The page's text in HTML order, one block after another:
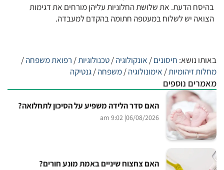
בהיסח הדעת. את שלושת החלוניות עליהן מורחים את דגימות
הצואה יש לשלוח במעטפה חתומה בהקדם למעבדה.
באותו נושא: חיסונים/ אונקולוגיה/טכנולוגיות/ רפואת משפחה/
מחלות זיהומיות/ אימונולוגיה/משפחה/גנטיקה
מאמרים נוספים
האם סדר הלידה משפיע על הסיכון לתחלואה?
06/08/2026
| 9:02 am
האם צחצוח שיניים באמת מונע חורים?